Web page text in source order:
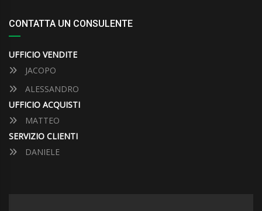
CONTATTA UN CONSULENTE
UFFICIO VENDITE
JACOPO
ALESSANDRO
UFFICIO ACQUISTI
MATTEO
SERVIZIO CLIENTI
DANIELE